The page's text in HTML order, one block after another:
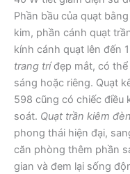
Phần bầu của quạt
kim, phần cánh quạt
kính cánh quạt lên đến
trang tríđẹp mắt, có thể
sáng hoặc riêng. Quạt
598 cũng có chiếc điều
soát. Quạt trần kiêm
phong thái hiện đại,
căn phòng thêm phần
gian và đem lại sống